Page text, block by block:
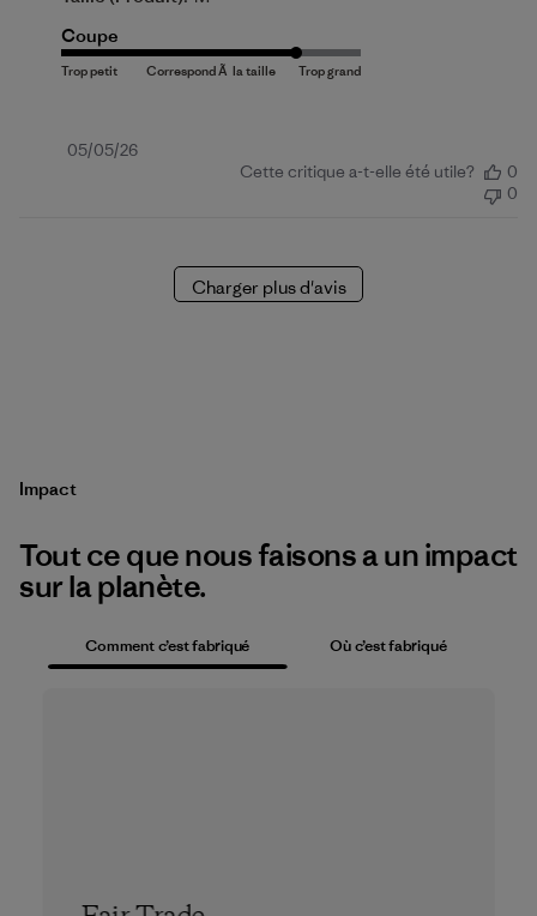
Coupe
Date
05/05/26
Cette critique a-t-elle été utile?
0
0
Charger plus d'avis
Impact
Tout ce que nous faisons a un impact
sur la planète.
Comment c’est fabriqué Où c’est fabriqué